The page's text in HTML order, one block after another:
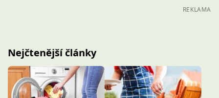
REKLAMA
Nejčtenější články